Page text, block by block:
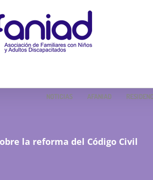
NOTICIAS AFANIAD
la reforma del Código Civil